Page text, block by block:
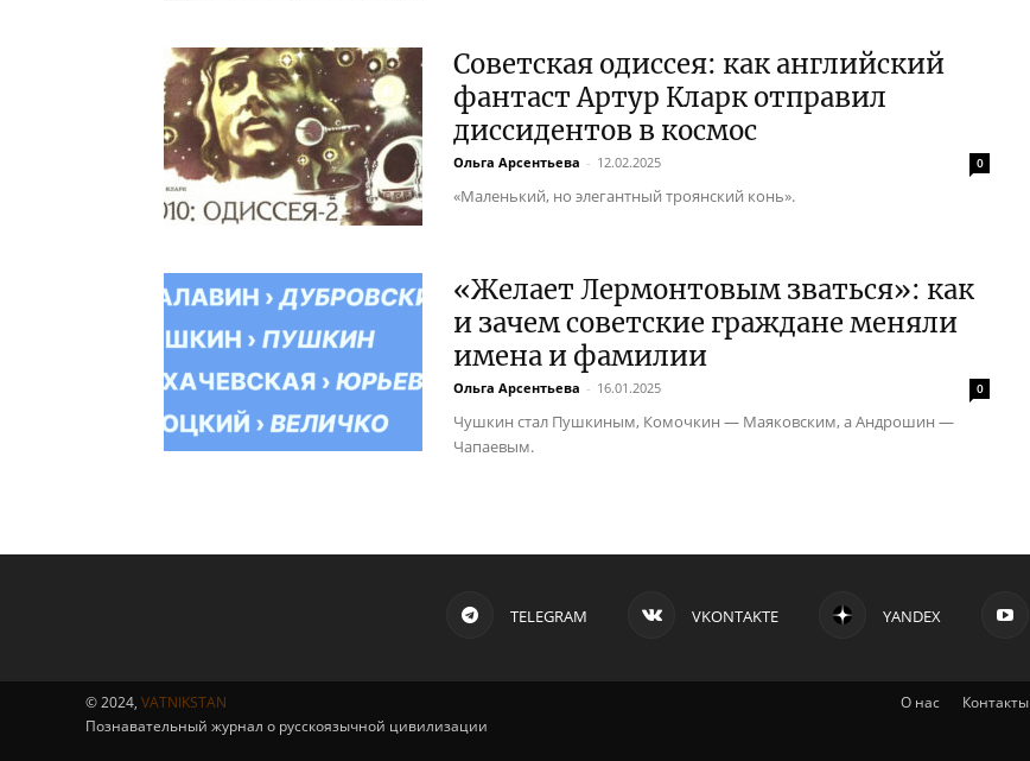
Советская одиссея: как английский
фантаст Артур Кларк отправил
диссидентов в космос
Ольга Арсентьева - 12.02.2025 0
«Маленький, но элегантный троянский конь».
«Желает Лермонтовым зваться»: как
и зачем советские граждане меняли
имена и фамилии
Ольга Арсентьева - 16.01.2025 0
Чушкин стал Пушкиным, Комочкин — Маяковским, а Андрошин —
Чапаевым.
TELEGRAM VKONTAKTE YANDEX
О нас Контакты
© 2024, VATNIKSTAN
Познавательный журнал о русскоязычной цивилизации